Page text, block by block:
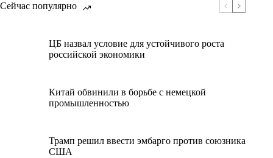
Сейчас популярно
ЦБ назвал условие для устойчивого роста
российской экономики
Китай обвинили в борьбе с немецкой
промышленностью
Трамп решил ввести эмбарго против союзника
США